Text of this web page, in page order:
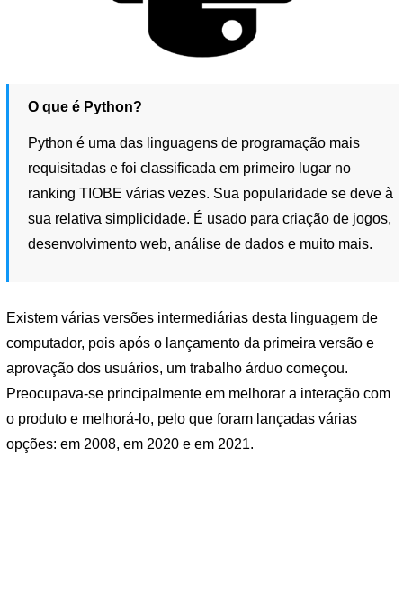
O que é Python?
Python é uma das linguagens de programação mais
requisitadas e foi classificada em primeiro lugar no
ranking TIOBE várias vezes. Sua popularidade se deve à
sua relativa simplicidade. É usado para criação de jogos,
desenvolvimento web, análise de dados e muito mais.
Existem várias versões intermediárias desta linguagem de
computador, pois após o lançamento da primeira versão e
aprovação dos usuários, um trabalho árduo começou.
Preocupava-se principalmente em melhorar a interação com
o produto e melhorá-lo, pelo que foram lançadas várias
opções: em 2008, em 2020 e em 2021.